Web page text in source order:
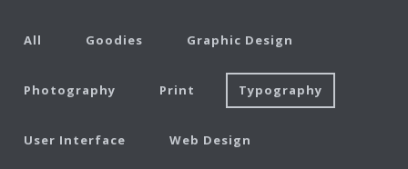
All Goodies Graphic Design
Photography Print Typography
User Interface Web Design